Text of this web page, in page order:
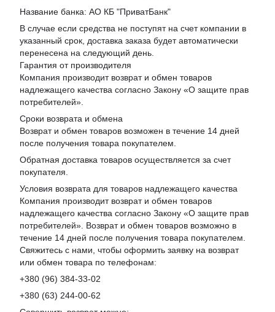
Название банка: АО КБ "ПриватБанк"
В случае если средства не поступят на счет компании в
указанный срок, доставка заказа будет автоматически
перенесена на следующий день.
Гарантия от производителя
Компания производит возврат и обмен товаров
надлежащего качества согласно Закону «О защите прав
потребителей».
Сроки возврата и обмена
Возврат и обмен товаров возможен в течение 14 дней
после получения товара покупателем.
Обратная доставка товаров осуществляется за счет
покупателя.
Условия возврата для товаров надлежащего качества
Компания производит возврат и обмен товаров
надлежащего качества согласно Закону «О защите прав
потребителей». Возврат и обмен товаров возможно в
течение 14 дней после получения товара покупателем.
Свяжитесь с нами, чтобы оформить заявку на возврат
или обмен товара по телефонам:
+380 (96) 384-33-02
+380 (63) 244-00-62